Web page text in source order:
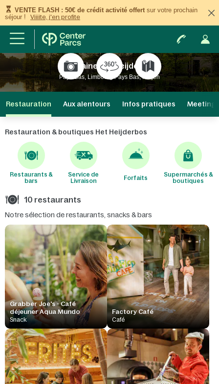
VENTE FLASH : 50€ de crédit activité offert sur votre prochain
séjour !
Viiiite, j'en profite
Domaine Het Heijderbos
Pays-Bas, Limbourg Pays Bas, Heijen
Restauration Aux alentours Infos pratiques
Restauration & boutiques Het Heijderbos
Restaurants &
bars
Service de
Livraison
Forfaits
Supermarchés &
boutiques
10 restaurants
Notre sélection de restaurants, snacks & bars
Grabber Joe's - Café
déjeuner Aqua Mundo
Snack
Factory Café
Café